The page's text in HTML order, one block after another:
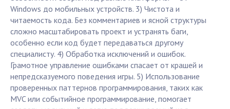
Windows до мобильных устройств. 3) Чистота и
читаемость кода. Без комментариев и ясной структуры
сложно масштабировать проект и устранять баги,
особенно если код будет передаваться другому
специалисту. 4) Обработка исключений и ошибок.
Грамотное управление ошибками спасает от крашей и
непредсказуемого поведения игры. 5) Использование
проверенных паттернов программирования, таких как
MVC или событийное программирование, помогает